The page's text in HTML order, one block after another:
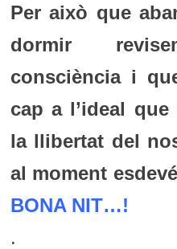
Per això que
dormir
consciència i
cap a l’ideal
la llibertat del
al moment
BONA NIT…!
.